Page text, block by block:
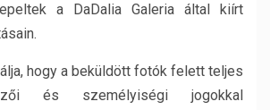
a DaDalia Galeria által kiírt
hogy a beküldött fotók felett teljes
és személyiségi jogokkal